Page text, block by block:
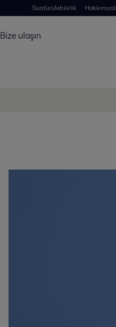
Sürdürülebilirlik
Bize ulaşın